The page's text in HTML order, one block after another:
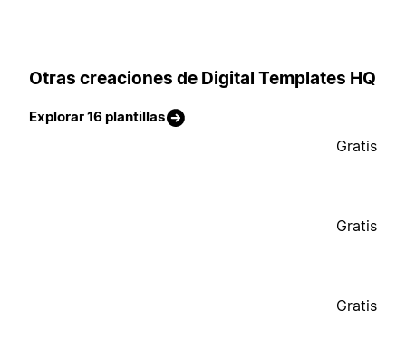
Otras creaciones de Digital Templates HQ
Explorar 16 plantillas
Gratis
Gratis
Gratis